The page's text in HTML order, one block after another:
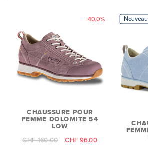
-40.0%
CHAUSSURE POUR
FEMME DOLOMITE 54
LOW
CHF 160.00 CHF 96.00
Nouveau